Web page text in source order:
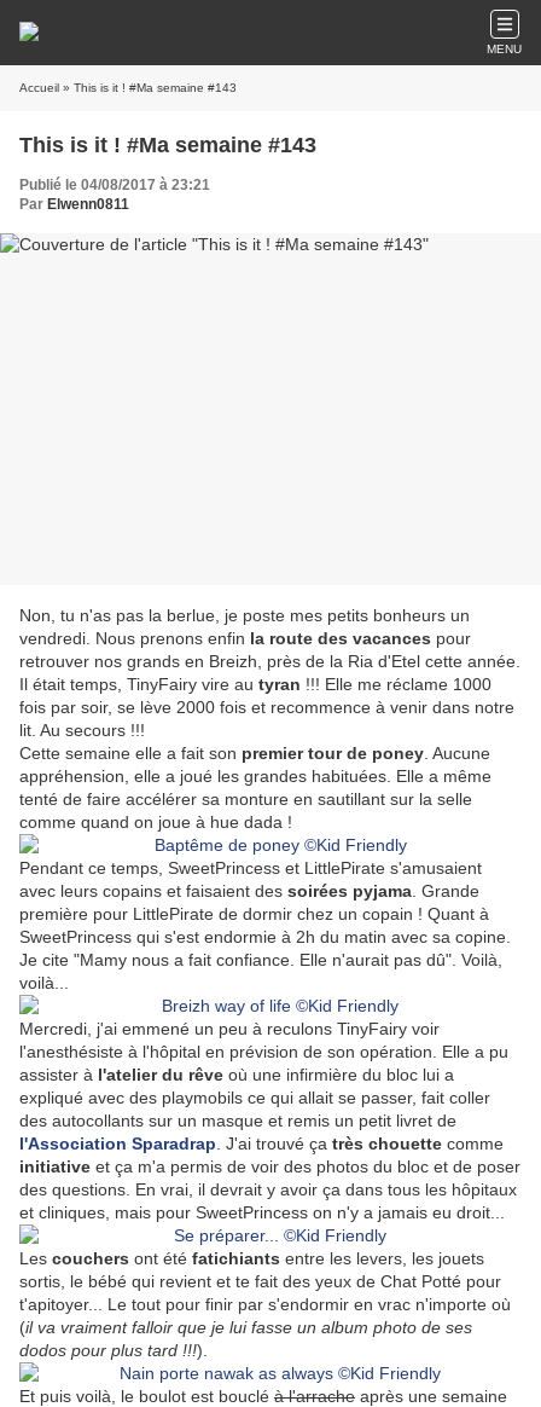
MENU
Accueil » This is it ! #Ma semaine #143
This is it ! #Ma semaine #143
Publié le 04/08/2017 à 23:21
Par Elwenn0811
Non, tu n'as pas la berlue, je poste mes petits bonheurs un
vendredi. Nous prenons enfin la route des vacances pour
retrouver nos grands en Breizh, près de la Ria d'Etel cette année.
Il était temps, TinyFairy vire au tyran !!! Elle me réclame 1000
fois par soir, se lève 2000 fois et recommence à venir dans notre
lit. Au secours !!!
Cette semaine elle a fait son premier tour de poney . Aucune
appréhension, elle a joué les grandes habituées. Elle a même
tenté de faire accélérer sa monture en sautillant sur la selle
comme quand on joue à hue dada !
Pendant ce temps, SweetPrincess et LittlePirate s'amusaient
avec leurs copains et faisaient des soirées pyjama . Grande
première pour LittlePirate de dormir chez un copain ! Quant à
SweetPrincess qui s'est endormie à 2h du matin avec sa copine.
Je cite "Mamy nous a fait confiance. Elle n'aurait pas dû". Voilà,
voilà...
Mercredi, j'ai emmené un peu à reculons TinyFairy voir
l'anesthésiste à l'hôpital en prévision de son opération. Elle a pu
assister à l'atelier du rêve où une infirmière du bloc lui a
expliqué avec des playmobils ce qui allait se passer, fait coller
des autocollants sur un masque et remis un petit livret de
l'Association Sparadrap . J'ai trouvé ça très chouette comme
initiative et ça m'a permis de voir des photos du bloc et de poser
des questions. En vrai, il devrait y avoir ça dans tous les hôpitaux
et cliniques, mais pour SweetPrincess on n'y a jamais eu droit...
Les couchers ont été fatichiants entre les levers, les jouets
sortis, le bébé qui revient et te fait des yeux de Chat Potté pour
t'apitoyer... Le tout pour finir par s'endormir en vrac n'importe où
(il va vraiment falloir que je lui fasse un album photo de ses
dodos pour plus tard !!!).
Et puis voilà, le boulot est bouclé à l'arrache après une semaine